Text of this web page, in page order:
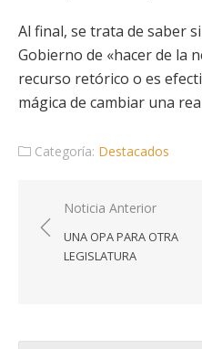
Al final, se trata de saber
Gobierno de «hacer de la
recurso retórico o es
mágica de cambiar una
Categoría: Destacados
Navegación
de
entradas
Noticia Anterior
UNA OPA PARA OTRA
LEGISLATURA